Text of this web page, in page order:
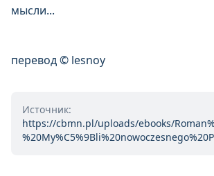
мысли...
перевод © lesnoy
Источник:
https://cbmn.pl/uploads/ebooks/